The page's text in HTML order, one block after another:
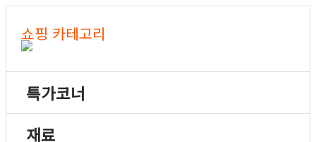
쇼핑 카테고리
특가코너
재료